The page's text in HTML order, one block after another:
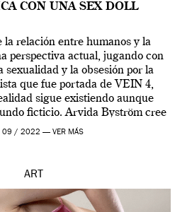
CON UNA SEX DOLL
la relación entre humanos y la
perspectiva actual, jugando con
sexualidad y la obsesión por la
que fue portada de VEIN 4,
sigue existiendo aunque
ficticio. Arvida Byström cree
tienen un complejo […]
09 / 2022 — VER MÁS
ART